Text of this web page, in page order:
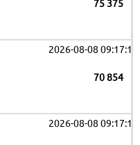
75 375
2026-08-08 09:17:19
70 854
2026-08-08 09:17:19